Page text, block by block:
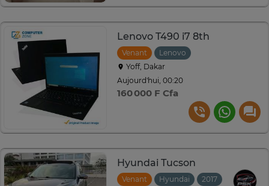
Lenovo T490 i7 8th
Venant
Lenovo
Yoff, Dakar
Aujourd'hui, 00:20
160 000 F Cfa
Hyundai Tucson
Venant Hyundai 2017